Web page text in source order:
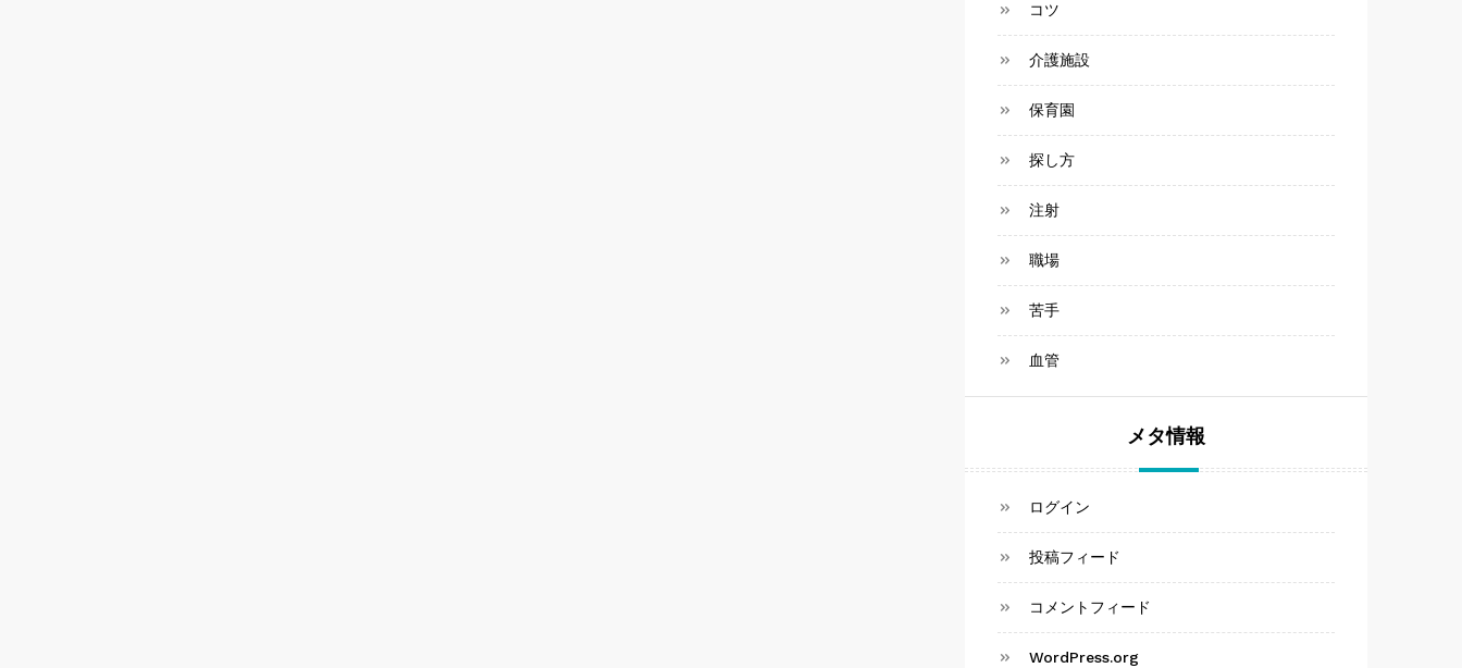
コツ
介護施設
保育園
探し方
注射
職場
苦手
血管
メタ情報
ログイン
投稿フィード
コメントフィード
WordPress.org